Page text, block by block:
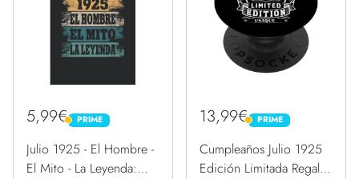
5,99€ PRIME
PRIME
Julio 1925 - El Hombre -
El Mito - La Leyenda:
13,99€ PRIME
PRIME
Cumpleaños Julio 1925
Edición Limitada Regalo